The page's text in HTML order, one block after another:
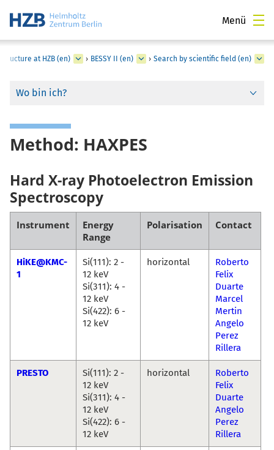
Menü
at HZB (en) › BESSY II (en) › Search by scientific field (en)
Wo bin ich?
Method: HAXPES
Hard X-ray Photoelectron Emission
Spectroscopy
Instrument
Energy
Range
Polarisation Contact
HiKE@KMC-
1
Si(111): 2 -
12 keV
Si(311): 4 -
12 keV
Si(422): 6 -
12 keV
horizontal
Roberto
Felix
Duarte
Marcel
Mertin
Angelo
Perez
Rillera
PRESTO
Si(111): 2 -
12 keV
Si(311): 4 -
12 keV
Si(422): 6 -
12 keV
horizontal
Roberto
Felix
Duarte
Angelo
Perez
Rillera